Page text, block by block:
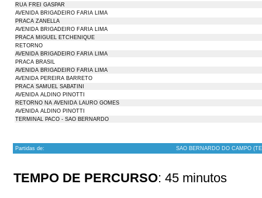
RUA FREI GASPAR
AVENIDA BRIGADEIRO FARIA LIMA
PRACA ZANELLA
AVENIDA BRIGADEIRO FARIA LIMA
PRACA MIGUEL ETCHENIQUE
RETORNO
AVENIDA BRIGADEIRO FARIA LIMA
PRACA BRASIL
AVENIDA BRIGADEIRO FARIA LIMA
AVENIDA PEREIRA BARRETO
PRACA SAMUEL SABATINI
AVENIDA ALDINO PINOTTI
RETORNO NA AVENIDA LAURO GOMES
AVENIDA ALDINO PINOTTI
TERMINAL PACO - SAO BERNARDO
Partidas de: SAO BERNARDO DO CAMPO
TEMPO DE PERCURSO: 45 minutos